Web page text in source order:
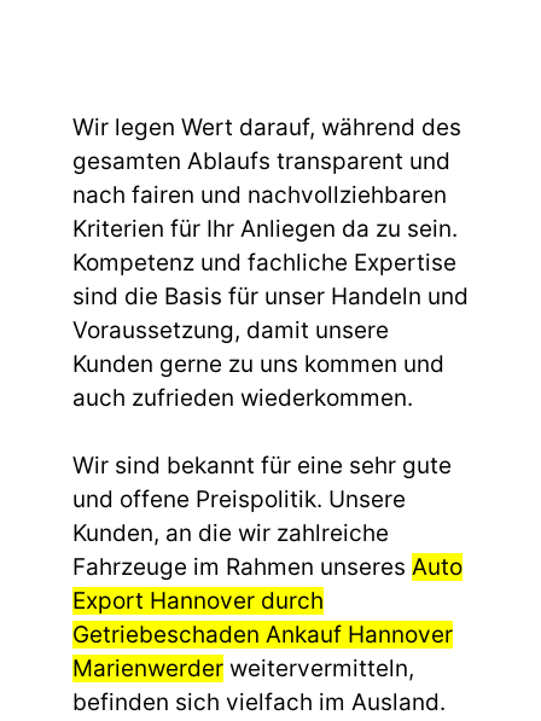
Wir legen Wert darauf, während des
gesamten Ablaufs transparent und
nach fairen und nachvollziehbaren
Kriterien für Ihr Anliegen da zu sein.
Kompetenz und fachliche Expertise
sind die Basis für unser Handeln und
Voraussetzung, damit unsere
Kunden gerne zu uns kommen und
auch zufrieden wiederkommen.
Wir sind bekannt für eine sehr gute
und offene Preispolitik. Unsere
Kunden, an die wir zahlreiche
Fahrzeuge im Rahmen unseres Auto
Export Hannover durch
Getriebeschaden Ankauf Hannover
Marienwerder weitervermitteln,
befinden sich vielfach im Ausland.